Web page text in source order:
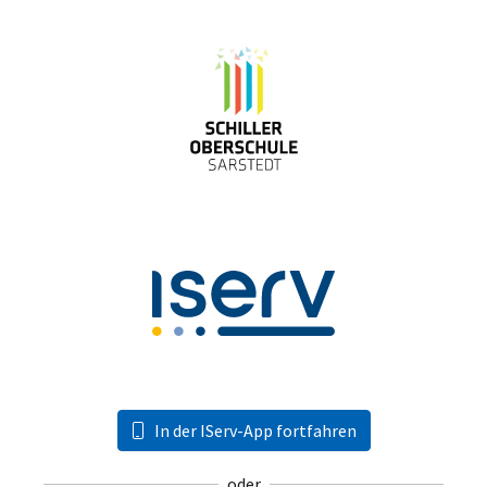
In der IServ-App fortfahren